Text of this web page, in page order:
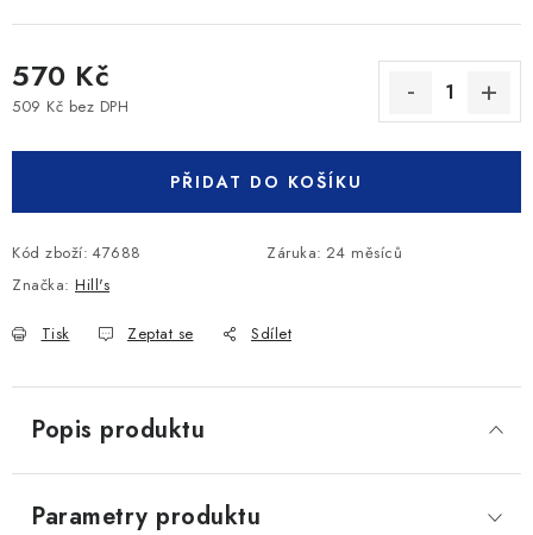
570 Kč
509 Kč bez DPH
PŘIDAT DO KOŠÍKU
Kód zboží: 47688 Záruka: 24 měsíců
Značka: Hill's
Tisk Zeptat se Sdílet
Popis produktu
Parametry produktu